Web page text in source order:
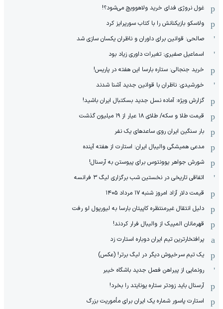
غول نروژی فدای خرید ولاهوویچ می‌شود؟!
ولاسکو بازیکنانش را با کتاب سورپرایز کرد
صالحی: قوانین برای داوران و ناظران یکسان سازی شد
اسماعیل صفیری: تغیرات داوری زیاد بود
خرید جنجالی: ستاره بارسا این هفته در پاریس!
خورشیدی: ناظران با قوانین جدید آشنا شدند
گزارش ویژه‌: آماده نسل جدید بسکتبال ایران باشید!
قیمت طلا و سکه/ طلای ۱۸ عیار از ۱۹ میلیون گذشت
بار سنگین ایران روی ساعدهای یک نفر
مدعی همیشگی والیبال ایران: استارت از هفته آینده
شورش جواهر یوونتوس برای پیوستن به آرسنال!
اتفاقی تاریخی در نخستین شب برگزاری لیگ ۳ فرانسه
قیمت دلار آزاد امروز شنبه ۱۷ مرداد ۱۴۰۵
دلیل انتقال غیرمنتظره کاپیتان بارسا به لیورپول لو رفت
قهرمانان المپیک از والیبال فرار کردند!
پرافتخارترین تیم ایران دوباره استارت زد
یک تیم سرخپوش دیگر در لیگ برتر! (عکس)
رونمایی از پیراهن فصل جدید باشگاه خیبر
آرسنال باید زودتر ستاره یونایتد را بخرد!
استارت پاسور شماره یک ایران برای مأموریت بزرگ